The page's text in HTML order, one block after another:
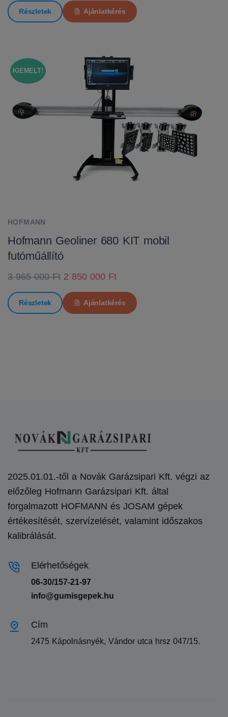
Részletek Ajánlatkérés
KIEMELT!
HOFMANN
Hofmann Geoliner 680 KIT mobil
futóműállító
3 965 000 Ft 2 850 000 Ft
Részletek Ajánlatkérés
2025.01.01.-től a Novák Garázsipari Kft. végzi az
előzőleg Hofmann Garázsipari Kft. által
forgalmazott HOFMANN és JOSAM gépek
értékesítését, szervízelését, valamint időszakos
kalibrálását.
Elérhetőségek
06-30/157-21-97
info@gumisgepek.hu
Cím
2475 Kápolnásnyék, Vándor utca hrsz 047/15.